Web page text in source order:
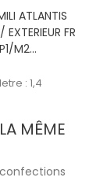
ATLANTIS
EXTERIEUR FR
M2...
: 1,4
MÊME